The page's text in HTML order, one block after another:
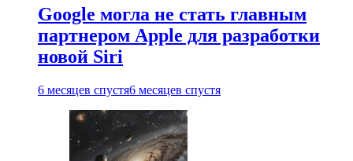
Google могла не стать главным
партнером Apple для разработки
новой Siri
6 месяцев спустя6 месяцев спустя